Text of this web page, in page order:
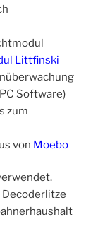
Littfinski
Software)
zum
von Moebo
Decoderlitze